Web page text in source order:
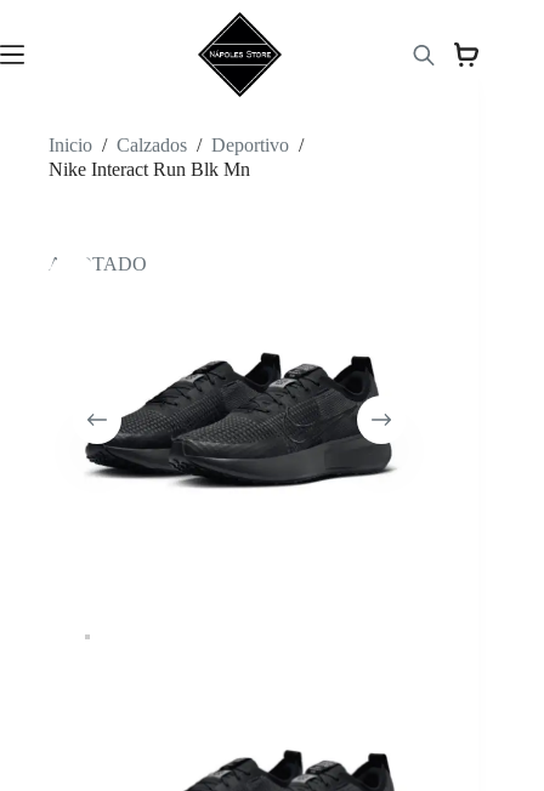
contenido
Inicio / Calzados / Deportivo /
Nike Interact Run Blk Mn
AGOTADO